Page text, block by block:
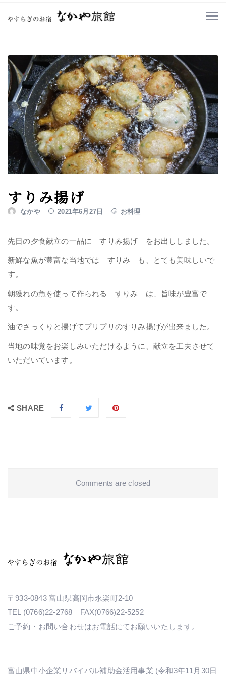
すりみ揚げ
なかや 2021年6月27日 お料理
先日の夕食献立の一品に すりみ揚げ をお出ししました。
新鮮な魚が豊富な当地では すりみ も、とても美味しいで
す。
朝獲れの魚を使って作られる すりみ は、旨味が豊富で
す。
油でさっくりと揚げてプリプリのすりみ揚げが出来ました。
当地の味覚をお楽しみいただけるように、献立を工夫させて
いただいています。
SHARE
Comments are closed
〒933-0843 富山県高岡市永楽町2-10
TEL (0766)22-2768 FAX(0766)22-5252
ご予約・お問い合わせはお電話にてお願いいたします。
富山県中小企業リバイバル補助金活用事業 (令和3年11月30日